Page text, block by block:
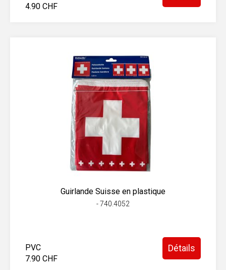
4.90 CHF
Guirlande Suisse en plastique
- 740.4052
PVC
7.90 CHF
Détails